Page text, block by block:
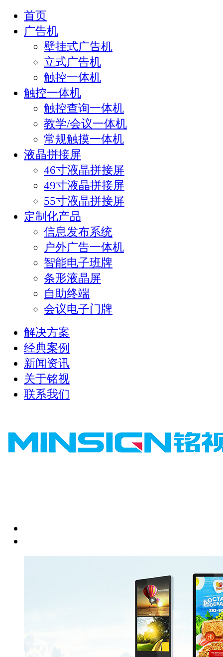
首页
广告机
壁挂式广告机
立式广告机
触控一体机
触控一体机
触控查询一体机
教学/会议一体机
常规触摸一体机
液晶拼接屏
46寸液晶拼接屏
49寸液晶拼接屏
55寸液晶拼接屏
定制化产品
信息发布系统
户外广告一体机
智能电子班牌
条形液晶屏
自助终端
会议电子门牌
解决方案
经典案例
新闻资讯
关于铭视
联系我们